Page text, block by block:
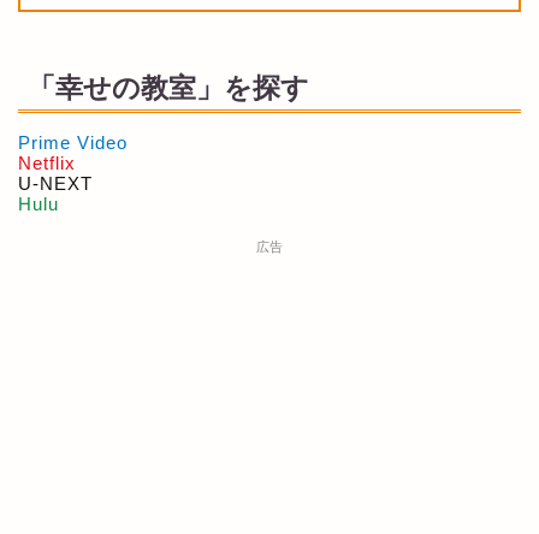
「幸せの教室」を探す
Prime Video
Netflix
U-NEXT
Hulu
広告